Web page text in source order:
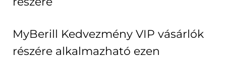
MyBerill Kedvezmény VIP vásárlók
részére alkalmazható ezen